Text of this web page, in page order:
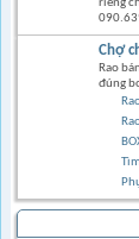
riêng
Chợ
Rao
đúng